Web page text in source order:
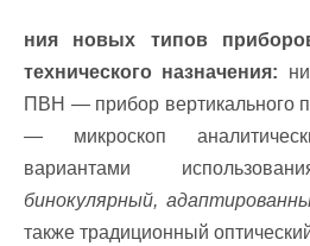
ния новых типов
технического назначения:
ПВН — прибор вертикального
— микроскоп
вариантами
бинокулярный,
также традиционный